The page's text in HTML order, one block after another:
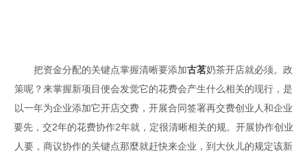
把资金分配的关键点掌握清晰要添加古茗奶茶开店就必须。政
策呢？来掌握新项目便会发觉它的花费会产生什么相关的现行，是
以一年为企业添加它开店交费，开展合同签署再交费创业人和企业
要先，交2年的花费协作2年就，定很清晰相关的规。开展协作创业
人要，商议协作的关键点那麼就赶快来企业，到大伙儿的规定该新